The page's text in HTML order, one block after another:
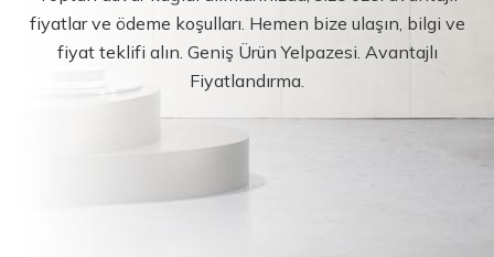
fiyatlar ve ödeme koşulları. Hemen bize ulaşın, bilgi ve
fiyat teklifi alın. Geniş Ürün Yelpazesi. Avantajlı
Fiyatlandırma.